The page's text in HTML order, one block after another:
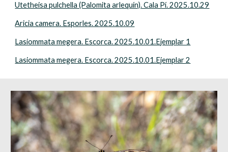
Utetheisa pulchella (Palomita arlequín). Cala Pí. 2025.10.29
Aricia camera. Esporles. 2025.10.09
Lasiommata megera. Escorca. 2025.10.01.Ejemplar 1
Lasiommata megera. Escorca. 2025.10.01.Ejemplar 2